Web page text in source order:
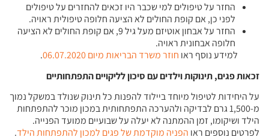
החזר על טיפולים למי שכבר היו זכאים להחזרים על טיפולים
לפני כן, אם קופת החולים לא הציעה חלופה טיפולית ראויה.
החזר על אבחון אוטיזם מעל גיל 9, אם קופת החולים לא הציעה
חלופה אבחונית ראויה.
למידע נוסף ראו חוזר משרד הבריאות מיום 06.07.2020
.
זכאות פגים, תינוקות וילדים עם סיכון לליקויים התפתחותיים
על היחידות לטיפול מיוחד ביילוד להפנות כל תינוק שנולד במשקל נמוך
מ-1,500 גרם לבדיקה ולהערכה התפתחותית במכון מוכר להתפתחות
הילד ושיקומו, זמן ההמתנה לא יעלה על שבועיים ממועד הפנייה.
לפרטים נוספים ראו הפניה מוקדמת של פגים למכון להתפתחות הילד.